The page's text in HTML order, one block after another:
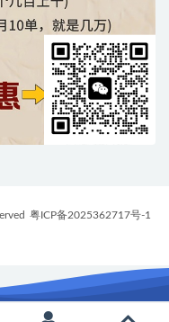
粤ICP备2025362717号-1